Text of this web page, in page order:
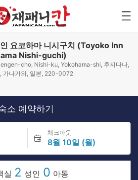
요코하마 니시구치 (Toyoko Inn
Nishi-guchi)
cho, Nishi-ku, Yokohama-shi, 후지다나,
가나가와, 일본, 220-0072
소 예약하기
체크아웃
8월 10일 (월)
실 2 성인 0 아동